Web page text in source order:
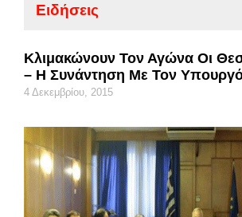
Ειδήσεις
Κλιμακώνουν Τον Αγώνα Οι
– Η Συνάντηση Με Τον
4 Δεκεμβρίου, 2015